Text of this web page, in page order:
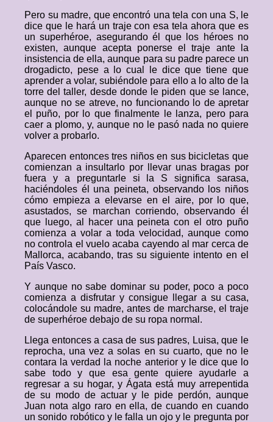
Pero su madre, que encontró una tela con una S, le
dice que le hará un traje con esa tela ahora que es
un superhéroe, asegurando él que los héroes no
existen, aunque acepta ponerse el traje ante la
insistencia de ella, aunque para su padre parece un
drogadicto, pese a lo cual le dice que tiene que
aprender a volar, subiéndole para ello a lo alto de la
torre del taller, desde donde le piden que se lance,
aunque no se atreve, no funcionando lo de apretar
el puño, por lo que finalmente le lanza, pero para
caer a plomo, y, aunque no le pasó nada no quiere
volver a probarlo.
Aparecen entonces tres niños en sus bicicletas que
comienzan a insultarlo por llevar unas bragas por
fuera y a preguntarle si la S significa sarasa,
haciéndoles él una peineta, observando los niños
cómo empieza a elevarse en el aire, por lo que,
asustados, se marchan corriendo, observando él
que luego, al hacer una peineta con el otro puño
comienza a volar a toda velocidad, aunque como
no controla el vuelo acaba cayendo al mar cerca de
Mallorca, acabando, tras su siguiente intento en el
País Vasco.
Y aunque no sabe dominar su poder, poco a poco
comienza a disfrutar y consigue llegar a su casa,
colocándole su madre, antes de marcharse, el traje
de superhéroe debajo de su ropa normal.
Llega entonces a casa de sus padres, Luisa, que le
reprocha, una vez a solas en su cuarto, que no le
contara la verdad la noche anterior y le dice que lo
sabe todo y que esa gente quiere ayudarle a
regresar a su hogar, y Ágata está muy arrepentida
de su modo de actuar y le pide perdón, aunque
Juan nota algo raro en ella, de cuando en cuando
un sonido robótico y le falla un ojo y le pregunta por